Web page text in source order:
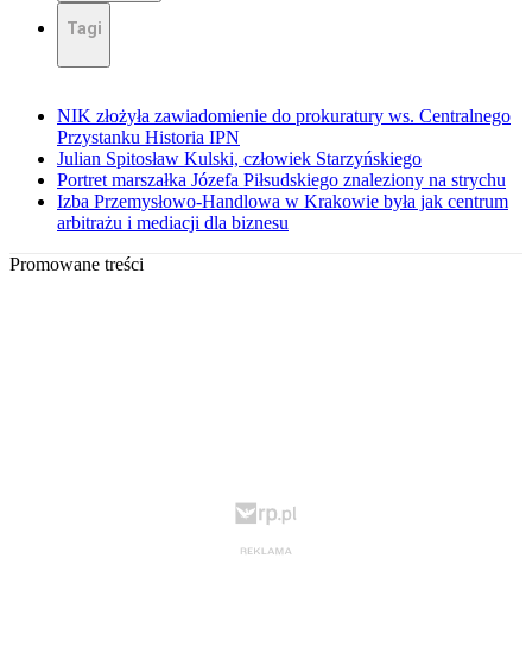
Tagi
NIK złożyła zawiadomienie do prokuratury ws. Centralnego
Przystanku Historia IPN
Julian Spitosław Kulski, człowiek Starzyńskiego
Portret marszałka Józefa Piłsudskiego znaleziony na strychu
Izba Przemysłowo-Handlowa w Krakowie była jak centrum
arbitrażu i mediacji dla biznesu
Promowane treści